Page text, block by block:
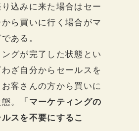
り込みに来た場合はセー
ら買いに行く場合がマ
ある。
ングが完了した状態とい
ざ自分からセールスを
客さんの方から買いに
。
「マーケティングの
スを不要にするこ